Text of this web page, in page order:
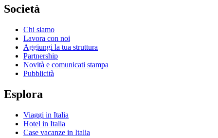
Società
Chi siamo
Lavora con noi
Aggiungi la tua struttura
Partnership
Novità e comunicati stampa
Pubblicità
Esplora
Viaggi in Italia
Hotel in Italia
Case vacanze in Italia